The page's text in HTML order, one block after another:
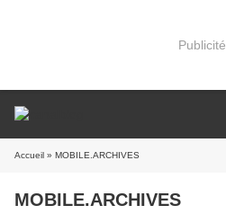
Publicité
Accueil » MOBILE.ARCHIVES
MOBILE.ARCHIVES